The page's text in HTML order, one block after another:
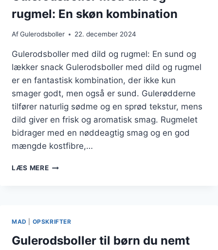
rugmel: En skøn kombination
AfGulerodsboller 22. december 2024
Gulerodsboller med dild og rugmel: En sund og
lækker snack Gulerodsboller med dild og rugmel
er en fantastisk kombination, der ikke kun
smager godt, men også er sund. Gulerødderne
tilfører naturlig sødme og en sprød tekstur, mens
dild giver en frisk og aromatisk smag. Rugmelet
bidrager med en nøddeagtig smag og en god
mængde kostfibre,…
LÆS MEREGULERODSBOLLER
KOMBINATION
MAD OPSKRIFTER
Gulerodsboller til børn du nemt